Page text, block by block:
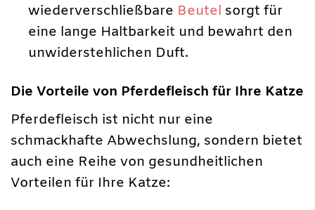
wiederverschließbare Beutel sorgt für
eine lange Haltbarkeit und bewahrt den
unwiderstehlichen Duft.
Die Vorteile von Pferdefleisch für Ihre Katze
Pferdefleisch ist nicht nur eine
schmackhafte Abwechslung, sondern bietet
auch eine Reihe von gesundheitlichen
Vorteilen für Ihre Katze: